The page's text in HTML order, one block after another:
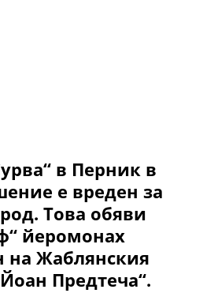
в Перник в
е вреден за
Това обяви
йеромонах
на Жаблянския
Предтеча“.